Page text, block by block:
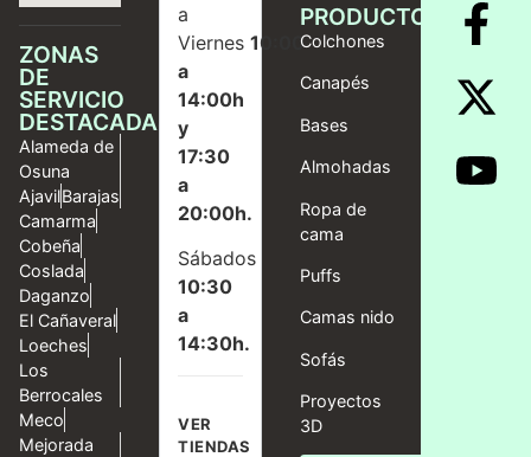
ZONAS
DE
SERVICIO
DESTACADAS
Alameda de
Osuna
AjavilBarajas
Camarma
Cobeña
Coslada
Daganzo
El Cañaveral
Loeches
Los
Berrocales
Meco
Mejorada
a
Viernes10:00
a
14:00h
y
17:30
a
20:00h.
Sábados
10:30
a
14:30h.
VER
TIENDAS
PRODUCTOS
Colchones
Canapés
Bases
Almohadas
Ropa de
cama
Puffs
Camas nido
Sofás
Proyectos
3D